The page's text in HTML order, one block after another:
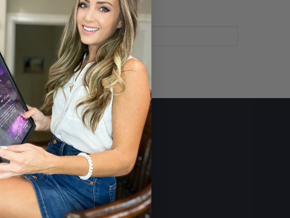
E-Mail
Star Register S. de R.L.
o institución educativa.